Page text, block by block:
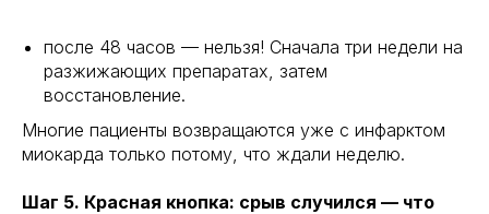
после 48 часов — нельзя! Сначала три недели на
разжижающих препаратах, затем
восстановление.
Многие пациенты возвращаются уже с инфарктом
миокарда только потому, что ждали неделю.
Шаг 5. Красная кнопка: срыв случился — что